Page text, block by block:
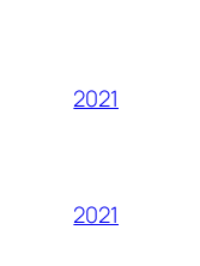
2021
2021